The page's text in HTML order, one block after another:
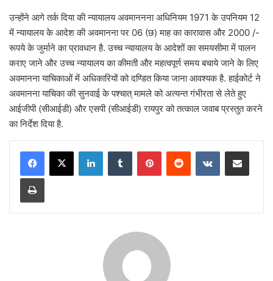
उन्होंने आगे तर्क दिया की न्यायालय अवमाननना अधिनियम 1971 के उपनियम 12
में न्यायालय के आदेश की अवमानना पर 06 (छ) माह का कारावास और 2000 /-
रूपये के जुर्माने का प्रावधान है. उच्च न्यायालय के आदेशों का समयसीमा में पालन
कराए जाने और उच्च न्यायालय का कीमती और महत्वपूर्ण समय बचाये जाने के लिए
अवमानना याचिकाओं में अधिकारियों को दण्डित किया जाना आवश्यक है. हाईकोर्ट ने
अवमानना याचिका की सुनवाई के पश्चात् मामले को अत्यन्त गंभीरता से लेते हुए
आईजीपी (सीआईडी) और एसपी (सीआईडी) रायपुर को तत्काल जवाब प्रस्तुत करने
का निर्देश दिया है.
LinkedInTumblr PinterestReddit VKontakteShare via Email
Print